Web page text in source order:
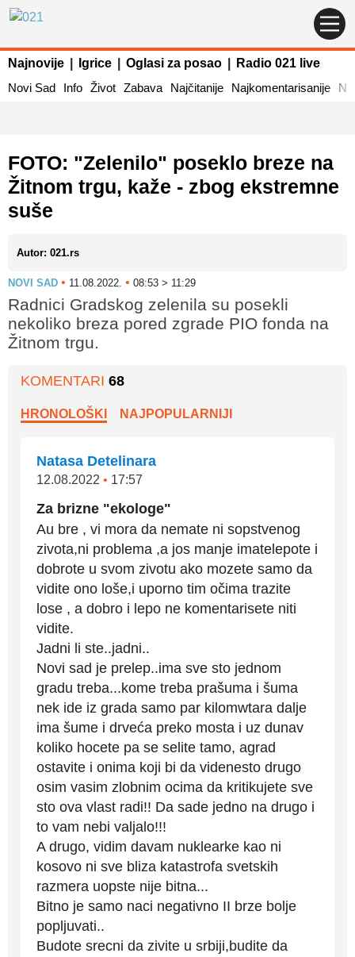
Najnovije Igrice Oglasi za posao
Radio 021 live
Novi Sad
Info Život Zabava Najčitanije Najkomentarisanije
FOTO: "Zelenilo" poseklo breze na
Žitnom trgu, kaže - zbog ekstremne
suše
Autor: 021.rs
NOVI SAD • 11.08.2022. • 08:53 > 11:29
Radnici Gradskog zelenila su posekli
nekoliko breza pored zgrade PIO fonda na
Žitnom trgu.
KOMENTARI 68
HRONOLOŠKI NAJPOPULARNIJI
Natasa Detelinara
12.08.2022 • 17:57
Za brizne "ekologe"
Au bre , vi mora da nemate ni sopstvenog
zivota,ni problema ,a jos manje imatelepote i
dobrote u svom zivotu ako mozete samo da
vidite ono loše,i uporno tim očima trazite
lose , a dobro i lepo ne komentarisete niti
vidite.
Jadni li ste..jadni..
Novi sad je prelep..ima sve sto jednom
gradu treba...kome treba prašuma i šuma
nek ide iz grada samo par kilomwtara dalje
ima šume i drveća preko mosta i uz dunav
koliko hocete pa se selite tamo, agrad
ostavite i onima koji bi da videnesto drugo
osim vasim zlobnim ocima da kritikujete sve
sto ova vlast radi!! Da sade jedno na drugo i
to vam nebi valjalo!!!
A drugo, vidim davam nuklearke kao ni
kosovo ni sve bliza katastrofa svetskih
razmera uopste nije bitna...
Bitno je samo naci negativno II brze bolje
popljuvati..
Budote srecni da zivite u srbiji,budite da